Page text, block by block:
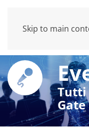
Skip to main
Tutti